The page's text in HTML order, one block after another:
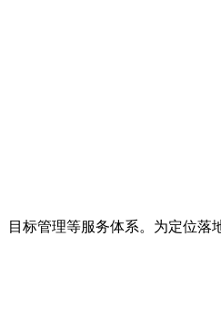
标管理等服务体系。为定位落